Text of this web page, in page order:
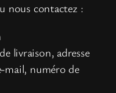
nous contactez :
livraison, adresse
mail, numéro de